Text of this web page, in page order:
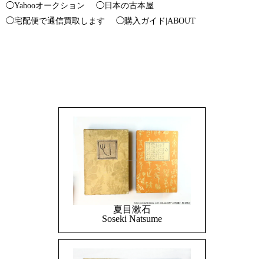
◯Yahooオークション
◯日本の古本屋
◯宅配便で通信買取します
◯購入ガイド|ABOUT
夏目漱石
Soseki Natsume